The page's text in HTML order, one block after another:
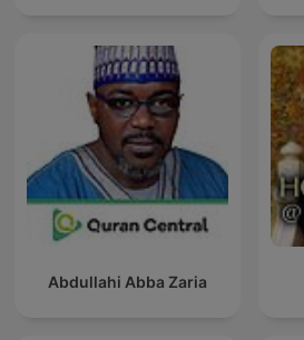
Abdullahi Abba Zaria